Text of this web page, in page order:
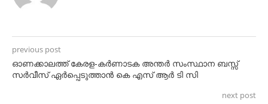
previous post
ഓണക്കാലത്ത് കേരള-കർണാടക അന്തർ സംസ്ഥാന ബസ്സ്
സർവീസ് ഏർപ്പെടുത്താൻ കെ എസ് ആർ ടി സി
next post